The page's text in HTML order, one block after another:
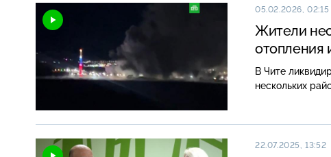
05.02.2026, 02:15
Жители
отопления
В Чите
нескольких
22.07.2025, 13:52